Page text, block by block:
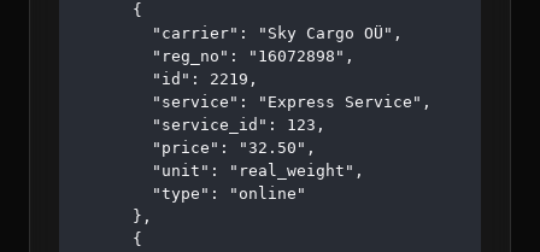
      {
        "carrier": "Sky Cargo OÜ",
        "reg_no": "16072898",
        "id": 2219,
        "service": "Express Service",
        "service_id": 123,
        "price": "32.50",
        "unit": "real_weight",
        "type": "online"
      },
      {